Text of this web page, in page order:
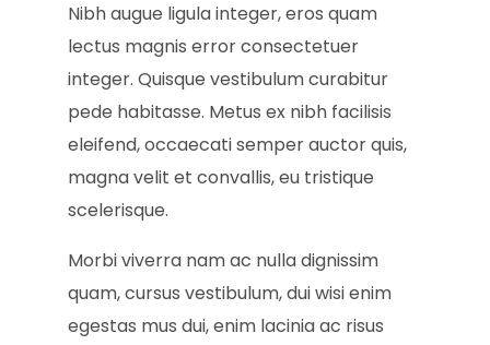
Nibh augue ligula integer, eros quam
lectus magnis error consectetuer
integer. Quisque vestibulum curabitur
pede habitasse. Metus ex nibh facilisis
eleifend, occaecati semper auctor quis,
magna velit et convallis, eu tristique
scelerisque.
Morbi viverra nam ac nulla dignissim
quam, cursus vestibulum, dui wisi enim
egestas mus dui, enim lacinia ac risus